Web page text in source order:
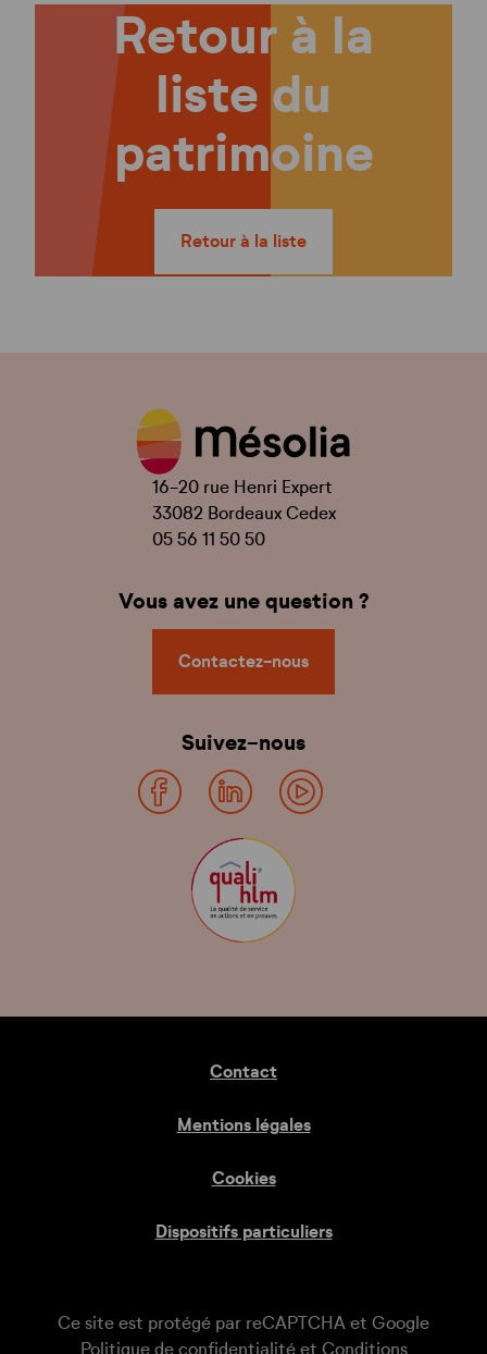
Retour à la
liste du
patrimoine
Retour à la liste
16-20 rue Henri Expert
33082 Bordeaux Cedex
05 56 11 50 50
Vous avez une question ?
Contactez-nous
Suivez-nous
Contact
Mentions légales
Cookies
Dispositifs particuliers
Ce site est protégé par reCAPTCHA et Google